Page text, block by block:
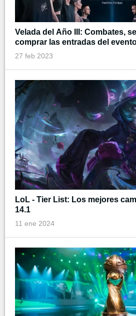
Velada del Año III: Combates,
comprar las entradas del
27 feb 2023
LoL - Tier List: Los mejores
14.1
11 ene 2024